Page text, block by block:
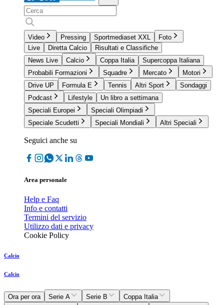
Video Pressing Sportmediaset XXL
Foto
Live
Diretta Calcio
Risultati e Classifiche
News Live
Calcio Coppa Italia
Supercoppa Italiana
Probabili Formazioni
Squadre Mercato
Motori
Drive UP
Formula E Tennis Altri Sport
Sondaggi
Podcast
Lifestyle
Un libro a settimana
Speciali Europei
Speciali Olimpiadi
Speciale Scudetti
Speciali Mondiali Altri Speciali
Seguici anche su
Area personale
Help e Faq
Info e contatti
Termini del servizio
Utilizzo dati e privacy
Cookie Policy
Calcio
Calcio
Ora per ora Serie A Serie B
Coppa Italia